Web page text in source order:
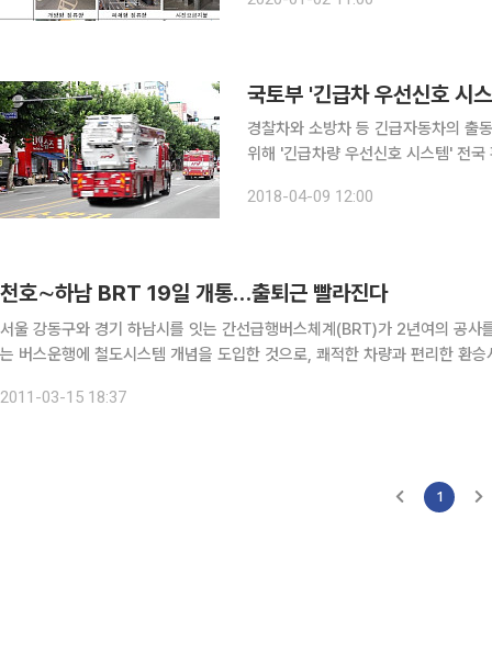
수준으로 향상한 최고급형 BRT를 도
국토부 '긴급차 우선신호 시
경찰차와 소방차 등 긴급자동차의 출
위해 '긴급차량 우선신호 시스템' 전국 확대를
로 확대ㆍ도입하기 위해 표준규격 개
2018-04-09 12:00
천호∼하남 BRT 19일 개통…출퇴근 빨라진다
서울 강동구와 경기 하남시를 잇는 간선급행버스체계(BRT)가 2년여의 공사를
는 버스운행에 철도시스템 개념을 도입한 것으로, 쾌적한 차량과 편리한 환
2011-03-15 18:37
1